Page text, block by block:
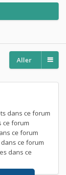
Aller
dans ce forum
ce forum
ce forum
ce forum
dans ce